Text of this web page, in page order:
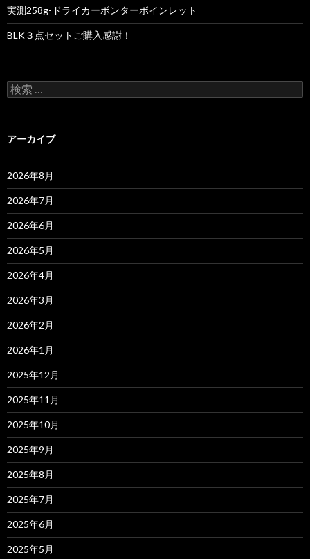
実測258g-ドライカーボンターボインレット
BLK３点セットご購入感謝！
検
索
アーカイブ
2026年8月
2026年7月
2026年6月
2026年5月
2026年4月
2026年3月
2026年2月
2026年1月
2025年12月
2025年11月
2025年10月
2025年9月
2025年8月
2025年7月
2025年6月
2025年5月